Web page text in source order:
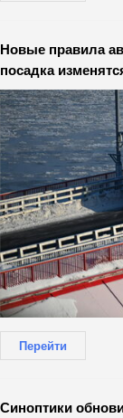
Новые правила
посадка
Перейти
Синоптики